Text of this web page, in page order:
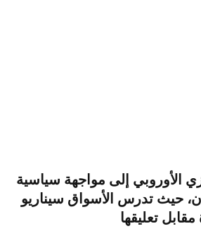
الأوروبي إلى مواجهة سياسية
حيث تدرس الأسواق سيناريو
تعليقها